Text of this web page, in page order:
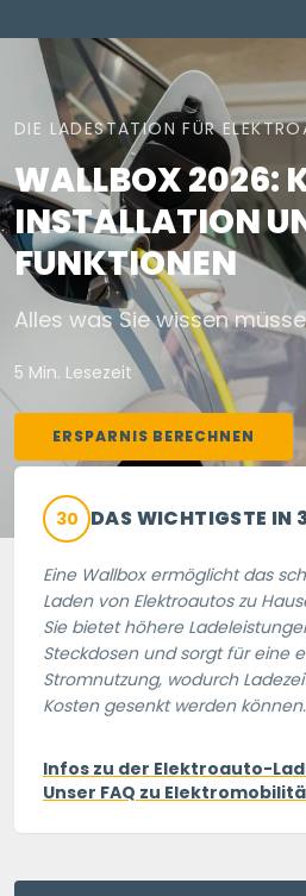
DIE LADESTATION FÜR
WALLBOX 2026:
INSTALLATION
FUNKTIONEN
Alles was Sie wissen
5 Min. Lesezeit
ERSPARNIS BERECHNEN
30 DAS WICHTIGSTE IN
Eine Wallbox ermöglicht das
Laden von Elektroautos zu
Sie bietet höhere
Steckdosen und sorgt für eine
Stromnutzung, wodurch
Kosten gesenkt werden können.
Infos zu der Elektroauto-
Unser FAQ zu